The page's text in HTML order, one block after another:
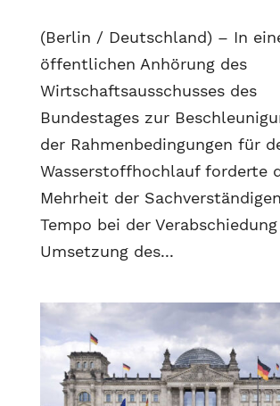
(Berlin / Deutschland) – In
öffentlichen Anhörung des
Wirtschaftsausschusses des
Bundestages zur
der Rahmenbedingungen für
Wasserstoffhochlauf forderte
Mehrheit der
Tempo bei der
Umsetzung des...